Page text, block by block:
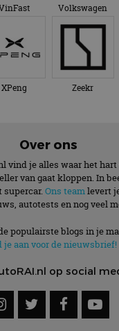
Volkswagen
XPeng Zeekr
Over ons
vind je alles waar het hart
van gaat kloppen. In
supercar. Ons teamlevert
autotests en nog veel
populairste blogs in je
je aan voor de nieuwsbrief!
op social